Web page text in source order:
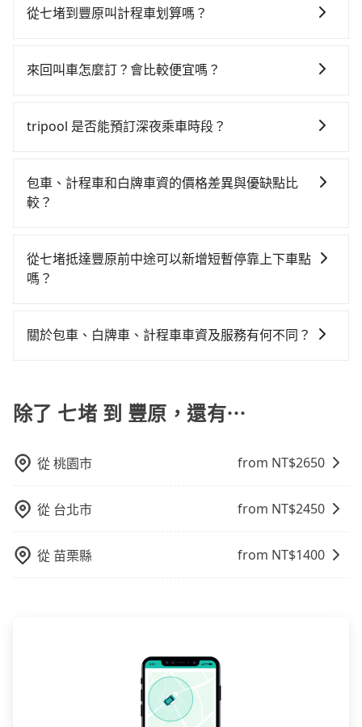
高鐵站後，步行進站、現場購票並於月台排隊的時間約
站、等待車站前排班的計程車，搭上小黃後約花35分
之平均每人花費為1,180元。但如果全程使用tripool並
負擔230元車資，而且更會額外浪費14分鐘在轉乘與等
車上，現在還不馬上來預約tripool！如果你僅有兩位乘
時不需要閉目養神（因為要自己開車），最重要的是你
$115~205承租小轎車，每公里再額外加收$3.2，從七堵
將eTag和可能的每小時40元路邊停車費用預估進去，但
Vios這類乘坐體驗較差的車款，如果人數超過四位，更
是沒有較大的七人座或九人座可供選擇，而且無人租車
都好像在開樂透一樣。另外，偶爾也會遇到明明已經預
約了時間但上一位用戶卻遲遲尚未歸還，又或者要還車
看似方便，但實際使用時還是有其區域的限制，實際可
從七堵到豐原叫計程車划算嗎？
灣大車隊、Uber和Yoxi，如果在路邊攔不到車，也可考
格約為4,365~5,200元間，但如改預約tripool可省高達
來回叫車怎麼訂？會比較便宜嗎？
趟車的資訊，所以如果需要來回叫車，請分兩筆訂單預
不限單程或來回。
tripool 是否能預訂深夜乘車時段？
包車、計程車和白牌車資的價格差異與優缺點比
較？
包車：優點是搭乘舒適可以根據自己的需求安排時間和
地點上車較客製化。此外，司機還會提供各種旅遊建議
通塞車時亦會加收延遲費用，一般屬短程接駁為主。 -
從七堵抵達豐原前中途可以新增短暫停靠上下車點
嗎？
往豐原的途中可備註加點。每個加點位置，前後額外里
關於包車、白牌車、計程車車資及服務有何不同？
依平台預定時價格而定，通常愈長程價格CP值愈高。 計
程車：可24小時隨叫隨到，價格依跳錶而定，如有塞車
比包車貴。 白牌車：通常價格較包車便宜，但司機素
處理。
除了 七堵 到 豐原，還有⋯
從桃園市 from NT$2650
從 台北市 from NT$2450
從 苗栗縣 from NT$1400